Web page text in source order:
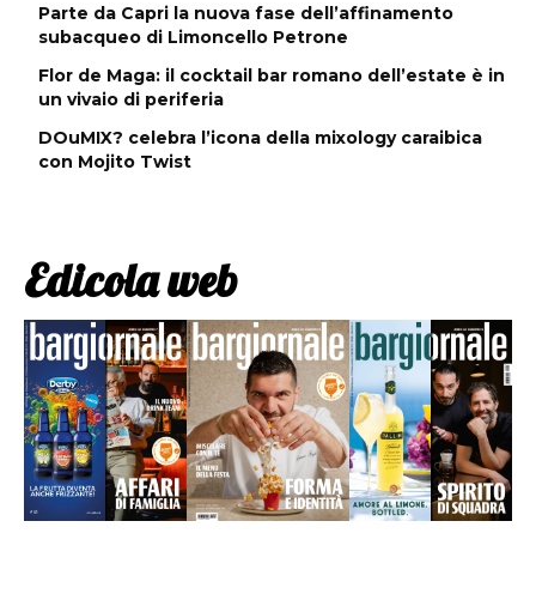
Parte da Capri la nuova fase dell’affinamento
subacqueo di Limoncello Petrone
Flor de Maga: il cocktail bar romano dell’estate è in
un vivaio di periferia
DOuMIX? celebra l’icona della mixology caraibica
con Mojito Twist
Edicola web